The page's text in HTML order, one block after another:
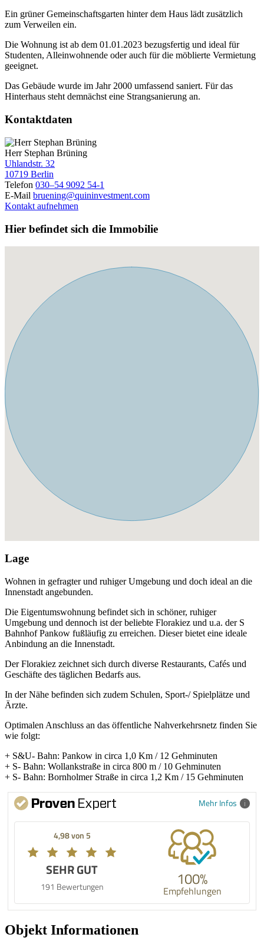
Ein grüner Gemeinschaftsgarten hinter dem Haus lädt zusätzlich
zum Verweilen ein.
Die Wohnung ist ab dem 01.01.2023 bezugsfertig und ideal für
Studenten, Alleinwohnende oder auch für die möblierte Vermietung
geeignet.
Das Gebäude wurde im Jahr 2000 umfassend saniert. Für das
Hinterhaus steht demnächst eine Strangsanierung an.
Kontaktdaten
Herr Stephan Brüning
Uhlandstr. 32
10719 Berlin
Telefon 030–54 9092 54-1
E-Mail bruening@quininvestment.com
Kontakt aufnehmen
Hier befindet sich die Immobilie
Lage
Wohnen in gefragter und ruhiger Umgebung und doch ideal an die
Innenstadt angebunden.
Die Eigentumswohnung befindet sich in schöner, ruhiger
Umgebung und dennoch ist der beliebte Florakiez und u.a. der S
Bahnhof Pankow fußläufig zu erreichen. Dieser bietet eine ideale
Anbindung an die Innenstadt.
Der Florakiez zeichnet sich durch diverse Restaurants, Cafés und
Geschäfte des täglichen Bedarfs aus.
In der Nähe befinden sich zudem Schulen, Sport-/ Spielplätze und
Ärzte.
Optimalen Anschluss an das öffentliche Nahverkehrsnetz finden Sie
wie folgt:
+ S&U- Bahn: Pankow in circa 1,0 Km / 12 Gehminuten
+ S- Bahn: Wollankstraße in circa 800 m / 10 Gehminuten
+ S- Bahn: Bornholmer Straße in circa 1,2 Km / 15 Gehminuten
Mehr Infos
4,98 von 5
SEHR GUT
191 Bewertungen 100%
Empfehlungen
Objekt Informationen